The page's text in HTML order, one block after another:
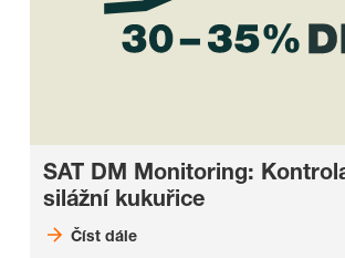
SAT DM Monitoring:
silážní kukuřice
Číst dále